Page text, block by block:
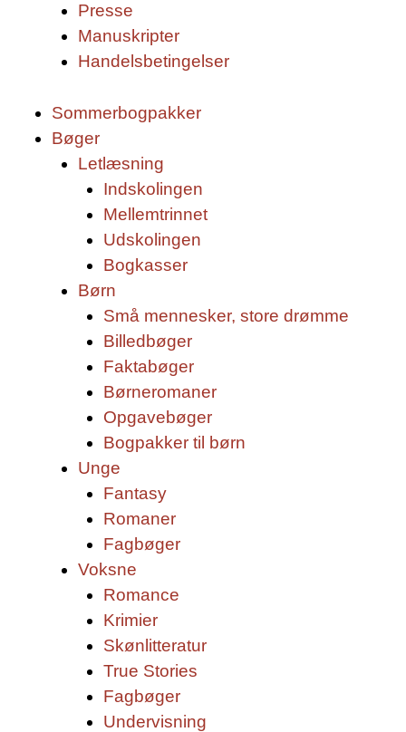
Presse
Manuskripter
Handelsbetingelser
Sommerbogpakker
Bøger
Letlæsning
Indskolingen
Mellemtrinnet
Udskolingen
Bogkasser
Børn
Små mennesker, store drømme
Billedbøger
Faktabøger
Børneromaner
Opgavebøger
Bogpakker til børn
Unge
Fantasy
Romaner
Fagbøger
Voksne
Romance
Krimier
Skønlitteratur
True Stories
Fagbøger
Undervisning